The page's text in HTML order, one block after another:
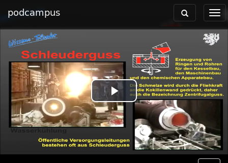
podcampus
Toggle
navigation
Play
Video